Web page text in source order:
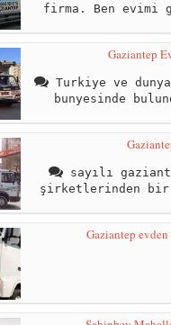
firma. Ben evimi
Gaziantep
Turkiye ve
bunyesinde
sayılı
şirketlerinden
Gaziantep evden